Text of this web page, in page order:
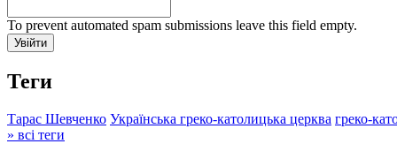
To prevent automated spam submissions leave this field empty.
Теги
Тарас Шевченко Українська греко-католицька церква греко-
» всі теги